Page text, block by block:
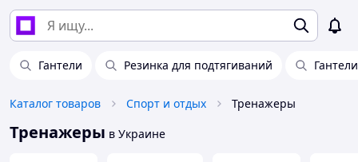
Гантели Резинка для подтягиваний
Каталог товаров Спорт и отдых Тренажеры
Тренажеры в Украине